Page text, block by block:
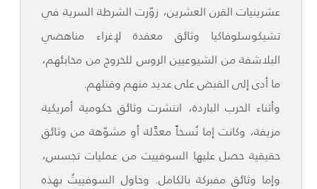
عشرينيات القرن العشرين، زوّرت الشرطة السرية في
تشيكوسلوفاكيا وثائق معقدة لإغراء مناهضي
البلاشفة من الشيوعيين الروس للخروج من مخابئهم،
ما أدى إلى القبض على عديد منهم وقتلهم.
وأثناء الحرب الباردة، انتشرت وثائق حكومية أمريكية
مزيفة، وكانت إما نُسخاً معدَّلة أو مشوّهة من وثائق
حقيقية حصل عليها السوفييت من عمليات تجسس،
وإما وثائق مفبركة بالكامل. وحاول السوفييتُ بهذه